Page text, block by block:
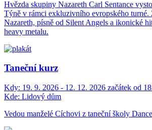
Hvězda skupiny Nazareth Carl Sentance
Týně v rámci exkluzivního evropského
Nazareth, písně od Silent Angels a ikonické
heavy metalu.
Taneční kurz
Kdy: 19. 9. 2026 - 12. 12. 2026 začátek od
Kde: Lidový dům
Vedou manželé Cíchovi z taneční školy